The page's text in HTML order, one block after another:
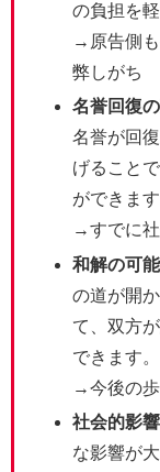
の負担を
→原告側
弊しがち
名誉回復
名誉が回
げること
ができます
→すでに
和解の可
の道が開
て、双方
できます。
→今後の
社会的影
な影響が